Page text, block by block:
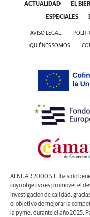
ACTUALIDAD EL
ESPECIALES
AVISO LEGAL
QUIÉNES SOMOS
ALNUAR 2000 S.L. ha sido
cuyo objetivo es promover el
investigación de calidad,
el objetivo de mejorar la
la pyme, durante el año 2025.